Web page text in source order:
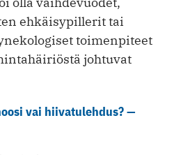
ehkäisypillerit tai
toimenpiteet
johtuvat
vai hiivatulehdus? —